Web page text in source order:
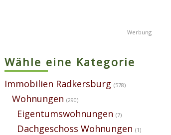
Wähle eine Kategorie
Immobilien Radkersburg (578)
Wohnungen (290)
Eigentumswohnungen (7)
Dachgeschoss Wohnungen (1)